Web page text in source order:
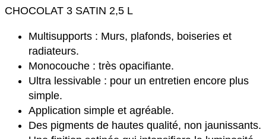
CHOCOLAT 3 SATIN 2,5 L
Multisupports : Murs, plafonds, boiseries et
radiateurs.
Monocouche : très opacifiante.
Ultra lessivable : pour un entretien encore plus
simple.
Application simple et agréable.
Des pigments de hautes qualité, non jaunissants.